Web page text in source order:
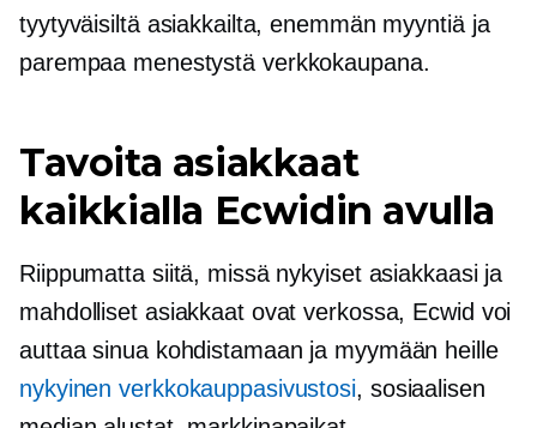
tyytyväisiltä asiakkailta, enemmän myyntiä ja
parempaa menestystä verkkokaupana.
Tavoita asiakkaat
kaikkialla Ecwidin avulla
Riippumatta siitä, missä nykyiset asiakkaasi ja
mahdolliset asiakkaat ovat verkossa, Ecwid voi
auttaa sinua kohdistamaan ja myymään heille
nykyinen verkkokauppasivustosi, sosiaalisen